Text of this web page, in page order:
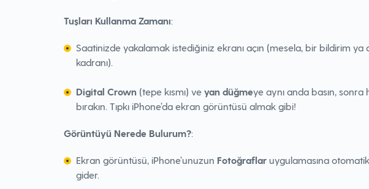
Tuşları Kullanma Zamanı:
Saatinizde yakalamak istediğiniz ekranı açın (mesela, bir bildirim ya
kadranı).
Digital Crown (tepe kısmı) ve yan düğmeye aynı anda basın, sonra
bırakın. Tıpkı iPhone’da ekran görüntüsü almak gibi!
Görüntüyü Nerede Bulurum?:
Ekran görüntüsü, iPhone’unuzun Fotoğraflar uygulamasına
gider.